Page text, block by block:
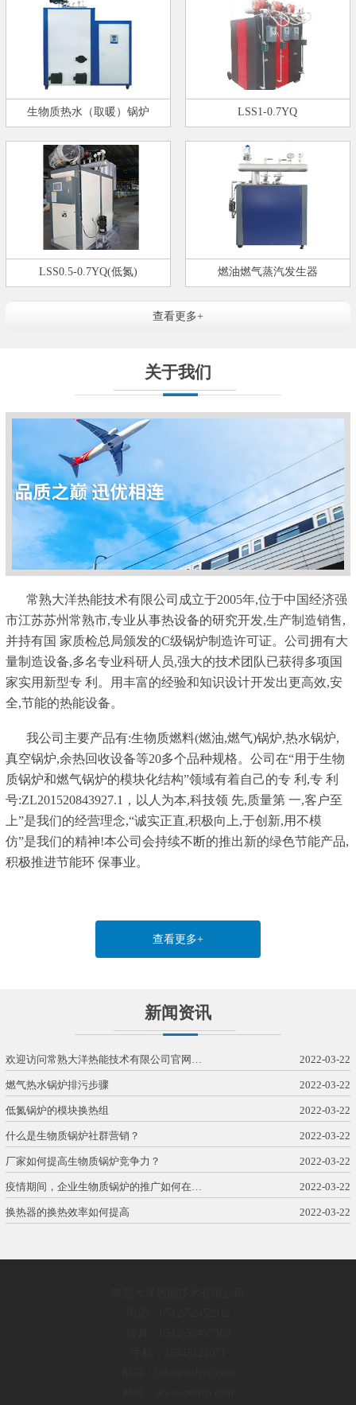
生物质热水（取暖）锅炉 LSS1-0.7YQ
LSS0.5-0.7YQ(低氮) 燃油燃气蒸汽发生器
查看更多+
关于我们
常熟大洋热能技术有限公司成立于2005年,位于中国经济强
市江苏苏州常熟市,专业从事热设备的研究开发,生产制造销售,
并持有国 家质检总局颁发的C级锅炉制造许可证。公司拥有大
量制造设备,多名专业科研人员,强大的技术团队已获得多项国
家实用新型专 利。用丰富的经验和知识设计开发出更高效,安
全,节能的热能设备。
我公司主要产品有:生物质燃料(燃油,燃气)锅炉,热水锅炉,
真空锅炉,余热回收设备等20多个品种规格。公司在“用于生物
质锅炉和燃气锅炉的模块化结构”领域有着自己的专 利,专 利
号:ZL201520843927.1，以人为本,科技领 先,质量第 一,客户至
上”是我们的经营理念,“诚实正直,积极向上,于创新,用不模
仿”是我们的精神!本公司会持续不断的推出新的绿色节能产品,
积极推进节能环 保事业。
查看更多+
新闻资讯
欢迎访问常熟大洋热能技术有限公司官网… 2022-03-22
燃气热水锅炉排污步骤 2022-03-22
低氮锅炉的模块换热组 2022-03-22
什么是生物质锅炉社群营销？ 2022-03-22
厂家如何提高生物质锅炉竞争力？ 2022-03-22
疫情期间，企业生物质锅炉的推广如何在… 2022-03-22
换热器的换热效率如何提高 2022-03-22